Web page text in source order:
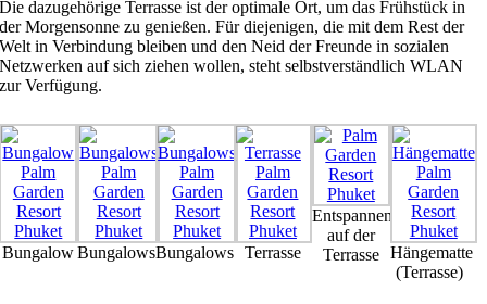
Die dazugehörige Terrasse ist der optimale Ort, um das Frühstück in
der Morgensonne zu genießen. Für diejenigen, die mit dem Rest der
Welt in Verbindung bleiben und den Neid der Freunde in sozialen
Netzwerken auf sich ziehen wollen, steht selbstverständlich WLAN
zur Verfügung.
BungalowBungalowsBungalows Terrasse
Entspannen
auf der
Terrasse Hängematte
(Terrasse)